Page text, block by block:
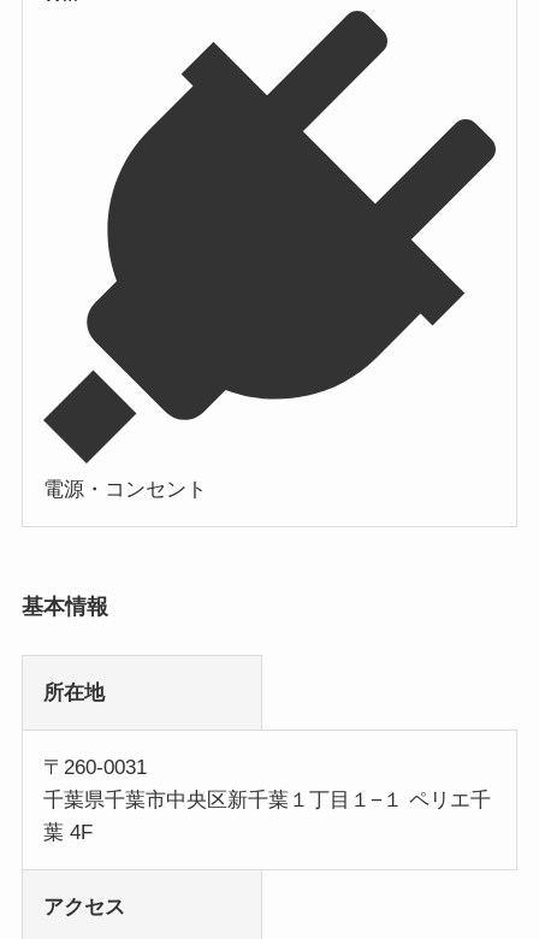
電源・コンセント
基本情報
所在地
〒260-0031
千葉県千葉市中央区新千葉１丁目１−１ ペリエ千
葉 4F
アクセス